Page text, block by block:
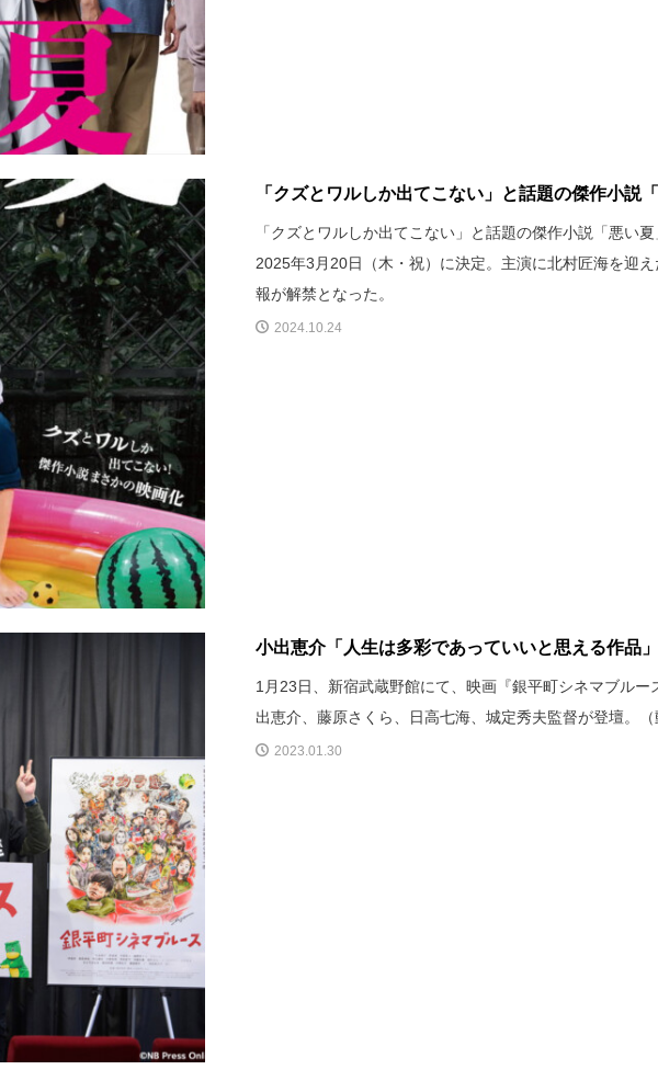
「クズとワルしか出てこない」と話題の傑作小説
「クズとワルしか出てこない」と話題の傑作小説「悪い
2025年3月20日（木・祝）に決定。主演に北村匠海を迎
報が解禁となった。
2024.10.24
小出恵介「人生は多彩であっていいと思える作品
1月23日、新宿武蔵野館にて、映画『銀平町シネマブル
出恵介、藤原さくら、日高七海、城定秀夫監督が登壇。（
2023.01.30